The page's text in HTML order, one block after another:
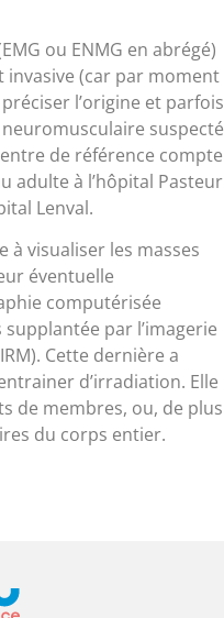
ou ENMG en abrégé)
(car par moment
l’origine et
de référence compte
adulte à l’hôpital Pasteur
Lenval.
à visualiser les masses
éventuelle
computérisée
par l’imagerie
Cette dernière a
d’irradiation. Elle
de membres, ou, de plus
du corps entier.